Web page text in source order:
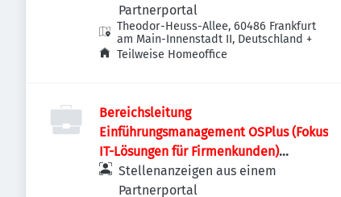
Partnerportal
Theodor-Heuss-Allee, 60486 Frankfurt
am Main-Innenstadt II, Deutschland +
Teilweise Homeoffice
Bereichsleitung
Einführungsmanagement OSPlus (Fokus
IT-Lösungen für Firmenkunden)
(m/w/d)
Stellenanzeigen aus einem
Partnerportal